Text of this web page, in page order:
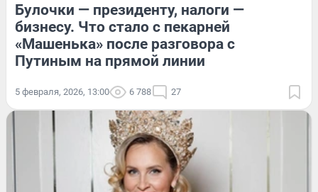
Булочки — президенту, налоги —
бизнесу. Что стало с пекарней
«Машенька» после разговора с
Путиным на прямой линии
5 февраля, 2026, 13:00 6 788 27